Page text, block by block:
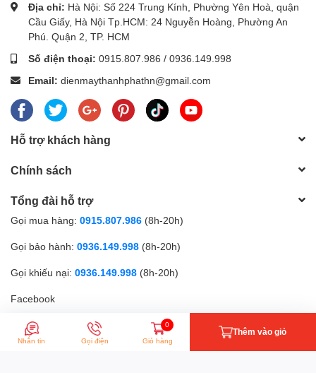
Địa chỉ: Hà Nội: Số 224 Trung Kính, Phường Yên Hoà, quận
Cầu Giấy, Hà Nội Tp.HCM: 24 Nguyễn Hoàng, Phường An
Phú. Quận 2, TP. HCM
Số điện thoại: 0915.807.986 / 0936.149.998
Email: dienmaythanhphathn@gmail.com
Hỗ trợ khách hàng
Chính sách
Tổng đài hỗ trợ
Gọi mua hàng: 0915.807.986 (8h-20h)
Gọi bảo hành: 0936.149.998 (8h-20h)
Gọi khiếu nại: 0936.149.998 (8h-20h)
Facebook
Phương thức thanh toán
Nhắn tin Gọi điện
0
Giỏ hàng
Thêm vào giỏ